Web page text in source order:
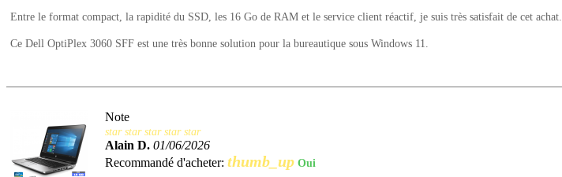
Entre le format compact, la rapidité du SSD, les 16 Go de RAM et le service client réactif, je suis très satisfait de cet achat.
Ce Dell OptiPlex 3060 SFF est une très bonne solution pour la bureautique sous Windows 11.
Note
star star star star star
Alain D. 01/06/2026
Recommandé d'acheter: thumb_up Oui